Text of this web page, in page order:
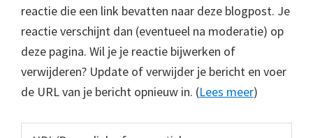
reactie die een link bevatten naar deze blogpost. Je
reactie verschijnt dan (eventueel na moderatie) op
deze pagina. Wil je je reactie bijwerken of
verwijderen? Update of verwijder je bericht en voer
de URL van je bericht opnieuw in. (Lees meer)